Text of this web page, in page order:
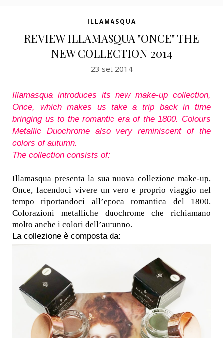
ILLAMASQUA
REVIEW ILLAMASQUA "ONCE" THE
NEW COLLECTION 2014
23 set 2014
Illamasqua introduces its new make-up collection,
Once, which makes us take a trip back in time
bringing us to the romantic era of the 1800. Colours
Metallic Duochrome also very reminiscent of the
colors of autumn.
The collection consists of:
Illamasqua presenta la sua nuova collezione make-up,
Once, facendoci vivere un vero e proprio viaggio nel
tempo riportandoci all’epoca romantica del 1800.
Colorazioni metalliche duochrome che richiamano
molto anche i colori dell’autunno.
La collezione è composta da: